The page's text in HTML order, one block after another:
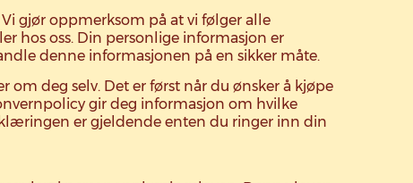
gjør oppmerksom på at vi følger alle
hos oss. Din personlige informasjon er
denne informasjonen på en sikker måte.
deg selv. Det er først når du ønsker å kjøpe
gir deg informasjon om hvilke
er gjeldende enten du ringer inn din